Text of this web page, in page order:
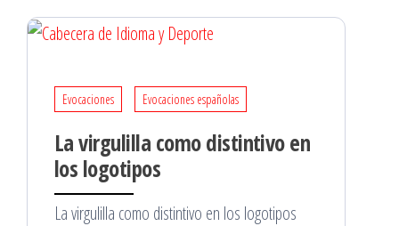
Evocaciones Evocaciones españolas
La virgulilla como distintivo en
los logotipos
La virgulilla como distintivo en los logotipos